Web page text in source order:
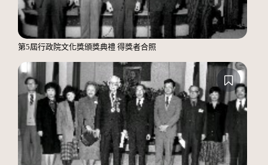
第5屆行政院文化獎頒獎典禮 得獎者合照